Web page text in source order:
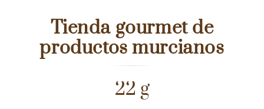
Tienda gourmet de
productos murcianos
22 g